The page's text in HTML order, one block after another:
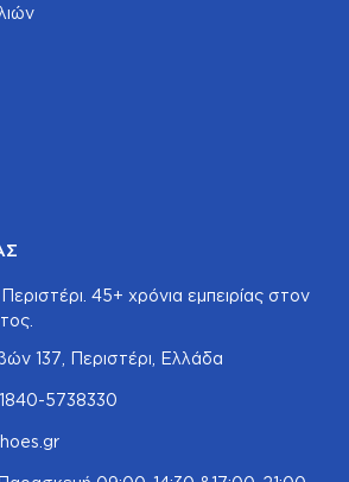
45+ χρόνια εμπειρίας στον
137, Περιστέρι, Ελλάδα
5738330